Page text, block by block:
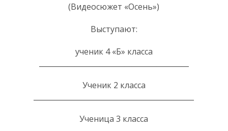
(Видеосюжет «Осень»)
Выступают:
ученик 4 «Б» класса
Ученик 2 класса
Ученица 3 класса